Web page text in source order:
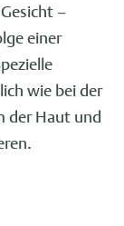
–
einer
wie bei der
der Haut und